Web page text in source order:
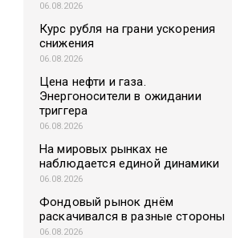
06.08.2026
Курс рубля на грани ускорения
снижения
06.08.2026
Цена нефти и газа.
Энергоносители в ожидании
триггера
06.08.2026
На мировых рынках не
наблюдается единой динамики
06.08.2026
Фондовый рынок днём
раскачивался в разные стороны
06.08.2026